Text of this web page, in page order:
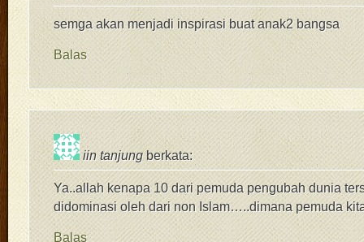
semga akan menjadi inspirasi buat anak2 bangsa
Balas
iin tanjung berkata:
Ya..allah kenapa 10 dari pemuda pengubah dunia
didominasi oleh dari non Islam…..dimana pemuda
Balas